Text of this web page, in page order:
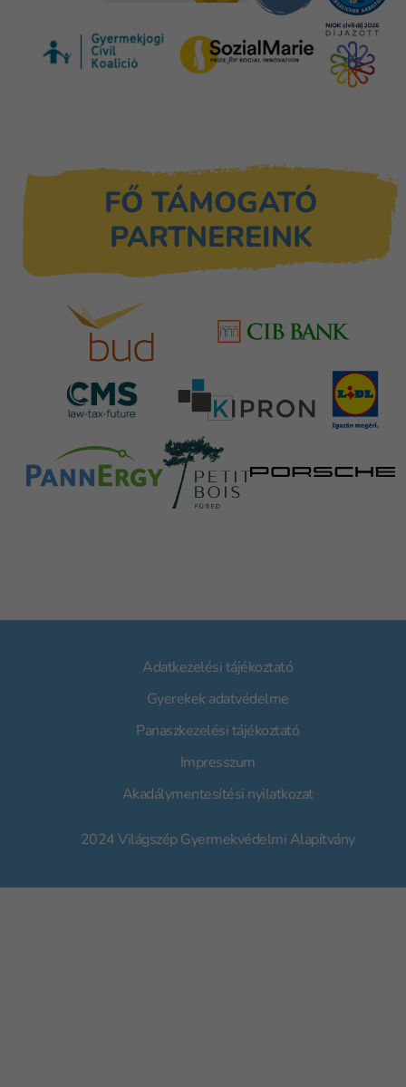
FŐ TÁMOGATÓ
PARTNEREINK
2024 Világszép Gyermekvédelmi Alapítvány
Adatkezelési tájékoztató
Gyerekek adatvédelme
Panaszkezelési tájékoztató
Impresszum
Akadálymentesítési nyilatkozat